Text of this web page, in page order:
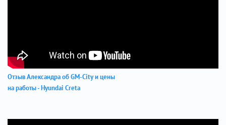
Отзыв Александра об GM-City и цены
на работы - Hyundai Creta